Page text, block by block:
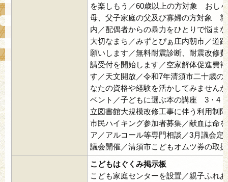
を楽しもう／60歳以上の方対象 おし
母、父子家庭の父及び寡婦の方対象
内／配偶者からの暴力をひとりで悩ま
大切なまち／みずとぴぁ庄内朝市／道
願いします／無料耐震診断、耐震改修
請受付を開始します／空家解体促進費
す／天文開放／令和7年清須市二十歳の
なたの資格や経験を活かしてみません
ベント／子どもに選ぶ本の講座 3・4
立図書館大規模改修工事に伴う利用制
市民ハイキング参加者募集／献血は命
ア／アルコール等専門相談／3月議会定
議会開催／清須市こどもオムツ券の取
こどもはぐくみ掲示板
こども家庭センターを設置／親子ふれ